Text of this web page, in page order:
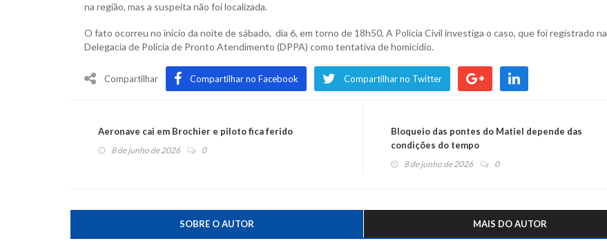
na região, mas a suspeita não foi localizada.
O fato ocorreu no início da noite de sábado, dia 6, em torno de 18h50, A Polícia Civil investiga o caso, que foi registrado na
Delegacia de Polícia de Pronto Atendimento (DPPA) como tentativa de homicídio.
Compartilhar Compartilhar no Facebook Compartilhar no Twitter
Aeronave cai em Brochier e piloto fica ferido
8 de junho de 2026 0
Bloqueio das pontes do Matiel depende das
condições do tempo
8 de junho de 2026 0
SOBRE O AUTOR MAIS DO AUTOR